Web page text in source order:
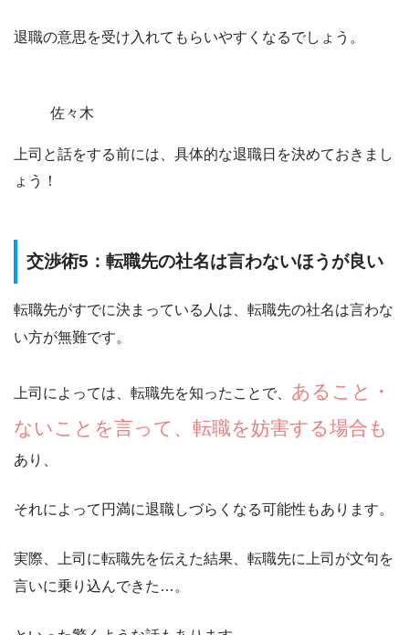
退職の意思を受け入れてもらいやすくなるでしょう。
佐々木
上司と話をする前には、 具体的な退職日を決めておきまし
ょう！
交渉術5：転職先の社名は言わないほうが良い
転職先がすでに決まっている人は、転職先の社名は言わな
い方が無難です。
上司によっては、転職先を知ったことで、 あること・
ないことを言って、転職を妨害する場合も
あり、
それによって円満に退職しづらくなる可能性もあります。
実際、上司に転職先を伝えた結果、 転職先に上司が文句を
言いに乗り込んできた…。